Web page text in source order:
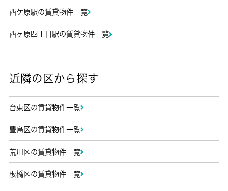
西ケ原駅の賃貸物件一覧
西ヶ原四丁目駅の賃貸物件一覧
近隣の区から探す
台東区の賃貸物件一覧
豊島区の賃貸物件一覧
荒川区の賃貸物件一覧
板橋区の賃貸物件一覧